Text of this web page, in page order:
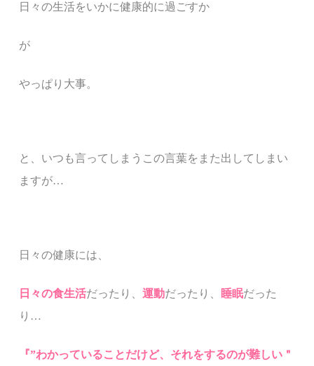
日々の生活をいかに健康的に過ごすか
が
やっぱり大事。
と、いつも言ってしまうこの言葉をまた出してしまい
ますが…
日々の健康には、
日々の食生活だったり、運動だったり、 睡眠だった
り …
『”わかっていることだけど、それをするのが難しい＂